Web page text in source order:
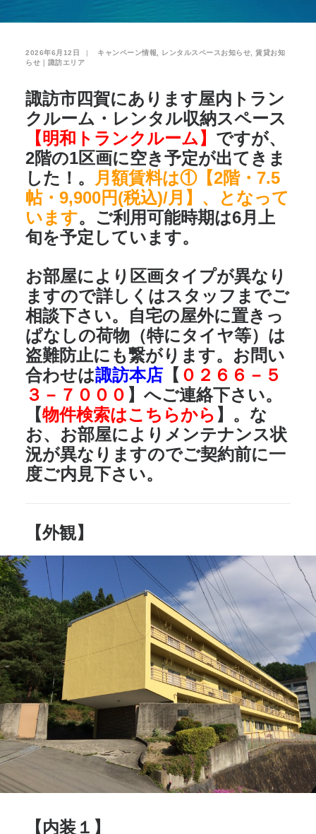
2026年6月12日 | キャンペーン情報 レンタルスペースお知らせ
賃貸お知
らせ｜諏訪エリア
諏訪市四賀にあります屋内トラン
クルーム・レンタル収納スペース
【明和トランクルーム】 ですが、
2階の1区画に空き予定が出てきま
した！。
月額賃料は①【2階・7.5
帖・9,900円(税込)/月】、となって
います。ご利用可能時期は6月上
旬を予定しています。
お部屋により区画タイプが異なり
ますので詳しくはスタッフまでご
相談下さい。自宅の屋外に置きっ
ぱなしの荷物（特にタイヤ等）は
盗難防止にも繋がります。お問い
合わせは諏訪本店 【 ０２６６－５
３－７０００ 】へご連絡下さい。
【物件検索はこちらから 】。な
お、お部屋によりメンテナンス状
況が異なりますのでご契約前に一
度ご内見下さい。
【外観】
【内装１】